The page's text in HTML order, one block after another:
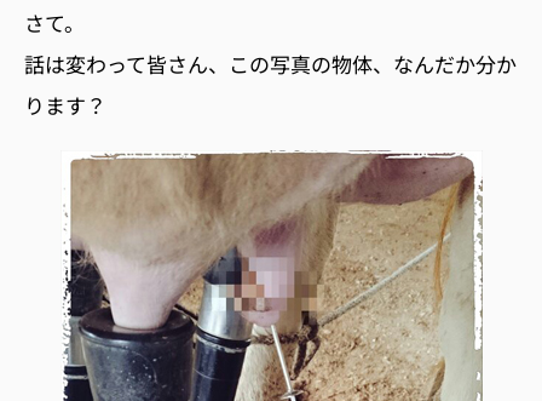
さて。
話は変わって皆さん、この写真の物体、なんだか分か
ります？